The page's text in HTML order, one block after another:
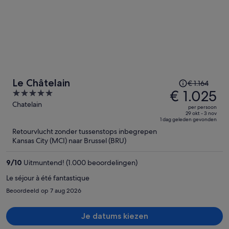
Le Châtelain
5
out
Chatelain
De
prijs
was
€ 1.164,
de
€ 1.164
€ 1.025
per persoon
29 okt - 3 nov
1 dag geleden gevonden
Retourvlucht zonder tussenstops inbegrepen
Kansas City (MCI) naar Brussel (BRU)
9/10 Uitmuntend! (1.000 beoordelingen)
Le séjour à été fantastique
Beoordeeld op 7 aug 2026
Je datums kiezen